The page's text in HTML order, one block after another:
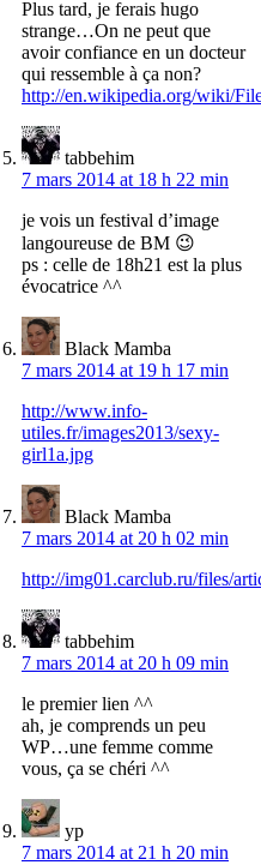
Plus tard, je ferais hugo
strange…On ne peut que
avoir confiance en un docteur
qui ressemble à ça non?
http://en.wikipedia.org/wiki/
tabbehim
7 mars 2014 at 18 h 22 min
je vois un festival d’image
langoureuse de BM 😉
ps : celle de 18h21 est la plus
évocatrice ^^
Black Mamba
7 mars 2014 at 19 h 17 min
http://www.info-
utiles.fr/images2013/sexy-
girl1a.jpg
Black Mamba
7 mars 2014 at 20 h 02 min
http://img01.carclub.ru/files/
tabbehim
7 mars 2014 at 20 h 09 min
le premier lien ^^
ah, je comprends un peu
WP…une femme comme
vous, ça se chéri ^^
yp
7 mars 2014 at 21 h 20 min